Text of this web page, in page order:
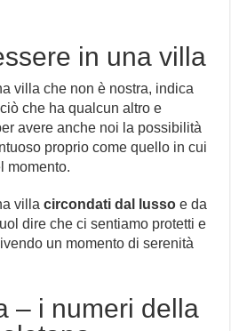
in una villa
villa che non è nostra, indica
che ha qualcun altro e
avere anche noi la possibilità
proprio come quello in cui
momento.
villacircondati dal lusso e da
dire che ci sentiamo protetti e
un momento di serenità
– i numeri della